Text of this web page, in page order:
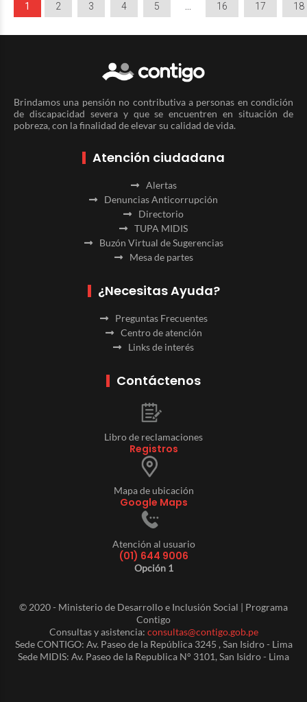
1 2 3 4 5 16 17 18
Brindamos una pensión no contributiva a personas en condición
de discapacidad severa y que se encuentren en situación de
pobreza, con la finalidad de elevar su calidad de vida.
Atención ciudadana
Alertas
Denuncias Anticorrupción
Directorio
TUPA MIDIS
Buzón Virtual de Sugerencias
Mesa de partes
¿Necesitas Ayuda?
Preguntas Frecuentes
Centro de atención
Links de interés
Contáctenos
Libro de reclamaciones
Registros
Mapa de ubicación
Google Maps
Atención al usuario
(01) 644 9006
Opción 1
© 2020 - Ministerio de Desarrollo e Inclusión Social | Programa
Contigo
Consultas y asistencia: consultas@contigo.gob.pe
Sede CONTIGO: Av. Paseo de la República 3245 , San Isidro - Lima
Sede MIDIS: Av. Paseo de la Republica N° 3101, San Isidro - Lima